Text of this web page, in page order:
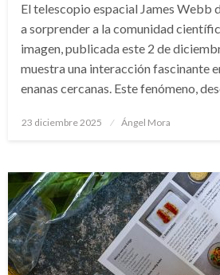
El telescopio espacial James Webb
a sorprender a la comunidad
imagen, publicada este 2 de
muestra una interacción fascinante
enanas cercanas. Este fenómeno,
Publicado
23 diciembre 2025 Ángel Mora